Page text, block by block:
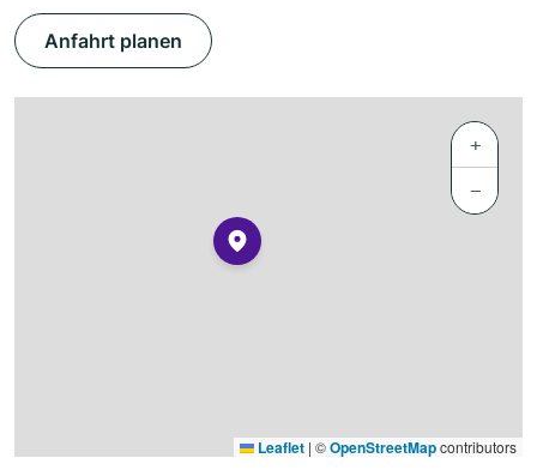
Anfahrt planen
+
−
Leaflet | ©OpenStreetMapcontributors